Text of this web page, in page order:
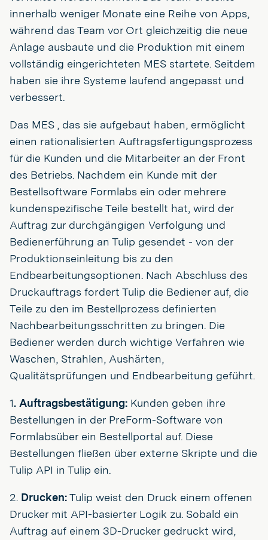
innerhalb weniger Monate eine Reihe von Apps,
während das Team vor Ort gleichzeitig die neue
Anlage ausbaute und die Produktion mit einem
vollständig eingerichteten MES startete. Seitdem
haben sie ihre Systeme laufend angepasst und
verbessert.
Das MES , das sie aufgebaut haben, ermöglicht
einen rationalisierten Auftragsfertigungsprozess
für die Kunden und die Mitarbeiter an der Front
des Betriebs. Nachdem ein Kunde mit der
Bestellsoftware Formlabs ein oder mehrere
kundenspezifische Teile bestellt hat, wird der
Auftrag zur durchgängigen Verfolgung und
Bedienerführung an Tulip gesendet - von der
Produktionseinleitung bis zu den
Endbearbeitungsoptionen. Nach Abschluss des
Druckauftrags fordert Tulip die Bediener auf, die
Teile zu den im Bestellprozess definierten
Nachbearbeitungsschritten zu bringen. Die
Bediener werden durch wichtige Verfahren wie
Waschen, Strahlen, Aushärten,
Qualitätsprüfungen und Endbearbeitung geführt.
1. Auftragsbestätigung: Kunden geben ihre
Bestellungen in der PreForm-Software von
Formlabsüber ein Bestellportal auf. Diese
Bestellungen fließen über externe Skripte und die
Tulip API in Tulip ein.
2. Drucken:Tulip weist den Druck einem offenen
Drucker mit API-basierter Logik zu. Sobald ein
Auftrag auf einem 3D-Drucker gedruckt wird,